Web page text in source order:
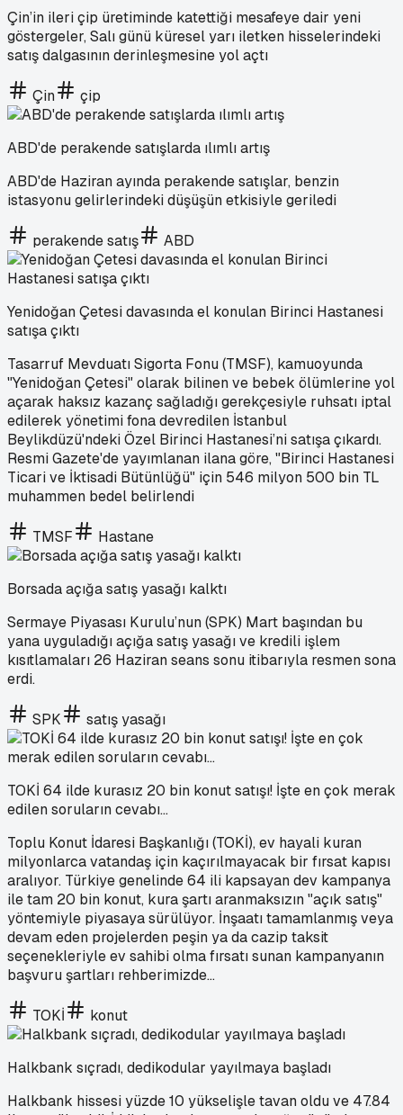
Çin’in ileri çip üretiminde katettiği mesafeye dair yeni
göstergeler, Salı günü küresel yarı iletken hisselerindeki
satış dalgasının derinleşmesine yol açtı
Çin çip
ABD'de perakende satışlarda ılımlı artış
ABD'de Haziran ayında perakende satışlar, benzin
istasyonu gelirlerindeki düşüşün etkisiyle geriledi
perakende satış ABD
Yenidoğan Çetesi davasında el konulan Birinci Hastanesi
satışa çıktı
Tasarruf Mevduatı Sigorta Fonu (TMSF), kamuoyunda
"Yenidoğan Çetesi" olarak bilinen ve bebek ölümlerine yol
açarak haksız kazanç sağladığı gerekçesiyle ruhsatı iptal
edilerek yönetimi fona devredilen İstanbul
Beylikdüzü'ndeki Özel Birinci Hastanesi’ni satışa çıkardı.
Resmi Gazete'de yayımlanan ilana göre, "Birinci Hastanesi
Ticari ve İktisadi Bütünlüğü" için 546 milyon 500 bin TL
muhammen bedel belirlendi
TMSF Hastane
Borsada açığa satış yasağı kalktı
Sermaye Piyasası Kurulu’nun (SPK) Mart başından bu
yana uyguladığı açığa satış yasağı ve kredili işlem
kısıtlamaları 26 Haziran seans sonu itibarıyla resmen sona
erdi.
SPK satış yasağı
TOKİ 64 ilde kurasız 20 bin konut satışı! İşte en çok merak
edilen soruların cevabı...
Toplu Konut İdaresi Başkanlığı (TOKİ), ev hayali kuran
milyonlarca vatandaş için kaçırılmayacak bir fırsat kapısı
aralıyor. Türkiye genelinde 64 ili kapsayan dev kampanya
ile tam 20 bin konut, kura şartı aranmaksızın "açık satış"
yöntemiyle piyasaya sürülüyor. İnşaatı tamamlanmış veya
devam eden projelerden peşin ya da cazip taksit
seçenekleriyle ev sahibi olma fırsatı sunan kampanyanın
başvuru şartları rehberimizde...
TOKİ konut
Halkbank sıçradı, dedikodular yayılmaya başladı
Halkbank hissesi yüzde 10 yükselişle tavan oldu ve 47.84